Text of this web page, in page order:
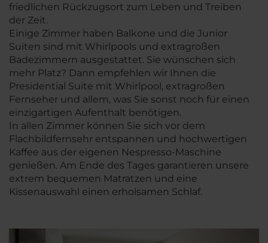
friedlichen Rückzugsort zum Leben und Treiben
der Zeit.
Einige Zimmer haben Balkone und die Junior
Suiten sind mit Whirlpools und extragroßen
Badezimmern ausgestattet. Sie wünschen sich
mehr Platz? Dann empfehlen wir Ihnen die
Presidential Suite mit Whirlpool, extragroßen
Fernseher und allem, was Sie sonst noch für einen
einzigartigen Aufenthalt benötigen.
In allen Zimmer können Sie sich vor dem
Flachbildfernsehr entspannen und hochwertigen
Kaffee aus der eigenen Nespresso-Maschine
genießen. Am Ende des Tages garantieren unsere
extrem bequemen Matratzen und eine
Kissenauswahl einen erholsamen Schlaf.